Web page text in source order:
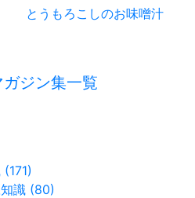
とうもろこしのお味噌汁
ガジン集一覧
識 (80)